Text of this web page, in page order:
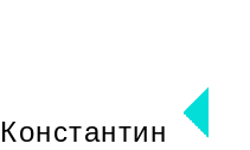
Константин